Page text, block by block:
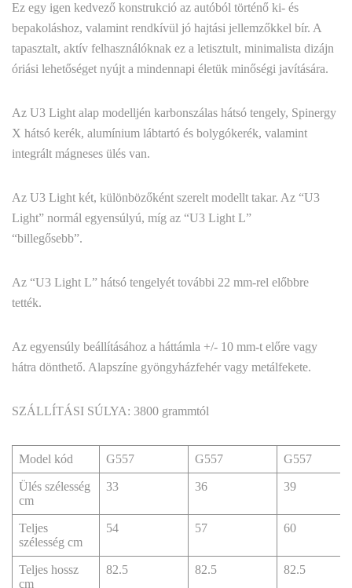
Ez egy igen kedvező konstrukció az autóból történő ki- és
bepakoláshoz, valamint rendkívül jó hajtási jellemzőkkel bír. A
tapasztalt, aktív felhasználóknak ez a letisztult, minimalista dizájn
óriási lehetőséget nyújt a mindennapi életük minőségi javítására.
Az U3 Light alap modelljén karbonszálas hátsó tengely, Spinergy
X hátsó kerék, alumínium lábtartó és bolygókerék, valamint
integrált mágneses ülés van.
Az U3 Light két, különbözőként szerelt modellt takar. Az “U3
Light” normál egyensúlyú, míg az “U3 Light L”
“billegősebb”.
Az “U3 Light L” hátsó tengelyét további 22 mm-rel előbbre
tették.
Az egyensúly beállításához a háttámla +/- 10 mm-t előre vagy
hátra dönthető. Alapszíne gyöngyházfehér vagy metálfekete.
SZÁLLÍTÁSI SÚLYA: 3800 grammtól
Model kód G557 G557 G557
Ülés szélesség
cm
33 36 39
Teljes
szélesség cm
54 57 60
Teljes hossz
cm
82.5 82.5 82.5